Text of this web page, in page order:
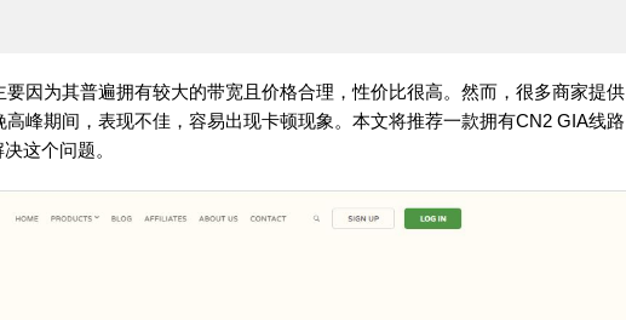
因为其普遍拥有较大的带宽且价格合理，性价比很高。然而，很多商家提供
峰期间，表现不佳，容易出现卡顿现象。本文将推荐一款拥有CN2 GIA线路
这个问题。